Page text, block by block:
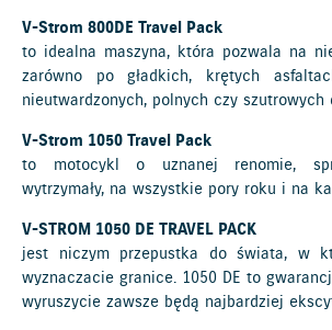
V-Strom 800DE Travel Pack
to idealna maszyna, która pozwala na
zarówno po gładkich, krętych
nieutwardzonych, polnych czy szutrowych
V-Strom 1050 Travel Pack
to motocykl o uznanej renomie,
wytrzymały, na wszystkie pory roku i na
V-STROM 1050 DE TRAVEL PACK
jest niczym przepustka do świata, w
wyznaczacie granice. 1050 DE to
wyruszycie zawsze będą najbardziej